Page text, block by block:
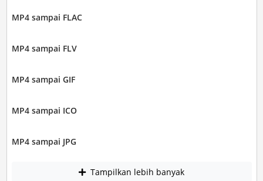
MP4 sampai FLAC
MP4 sampai FLV
MP4 sampai GIF
MP4 sampai ICO
MP4 sampai JPG
Tampilkan lebih banyak